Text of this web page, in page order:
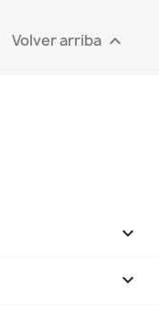
Volver arriba 

